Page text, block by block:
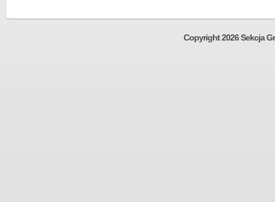
Copyright 2026 Sekcja